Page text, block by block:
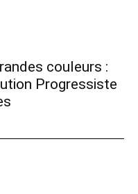
couleurs :
Progressiste